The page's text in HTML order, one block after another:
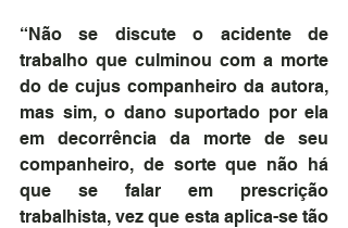
“Não se discute o acidente de
trabalho que culminou com a morte
do de cujus companheiro da autora,
mas sim, o dano suportado por ela
em decorrência da morte de seu
companheiro, de sorte que não há
que se falar em prescrição
trabalhista, vez que esta aplica-se tão